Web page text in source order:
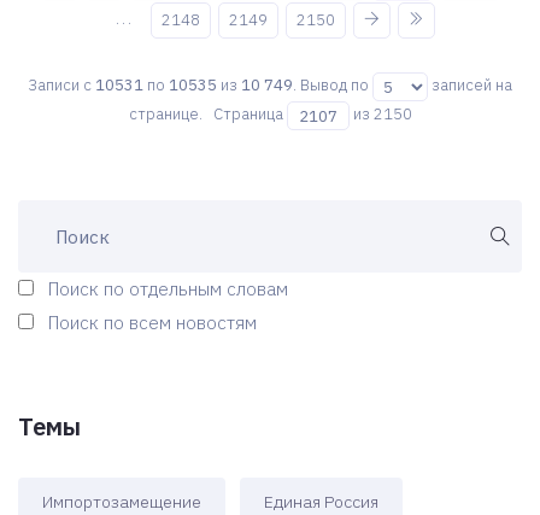
...
2148 2149 2150
Записи с 10531 по 10535 из 10 749. Вывод по
записей на
странице. Страница
из 2150
Поиск по отдельным словам
Поиск по всем новостям
Темы
Импортозамещение Единая Россия